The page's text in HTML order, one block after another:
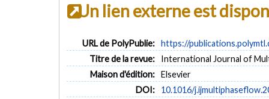
Un lien externe est
URL de PolyPublie: https://
Titre de la revue:
International Journal of
Maison d'édition: Elsevier
DOI:
10.1016/